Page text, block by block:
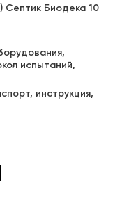
Септик Биодека 10
испытаний,
инструкция,